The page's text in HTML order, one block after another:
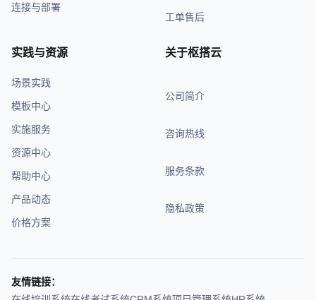
连接与部署
工单售后
实践与资源
场景实践
模板中心
实施服务
资源中心
帮助中心
产品动态
价格方案
关于枢搭云
公司简介
咨询热线
服务条款
隐私政策
友情链接：